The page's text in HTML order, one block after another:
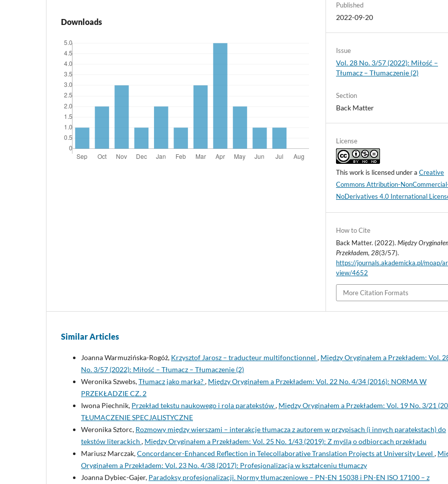
Downloads
Published
2022-09-20
Issue
Vol. 28 No. 3/57 (2022): Miłość –
Tłumacz – Tłumaczenie (2)
Section
Back Matter
License
This work is licensed under aCreative
Commons Attribution-
NoDerivatives 4.0 International
How to Cite
Back Matter. (2022).Między
Przekładem, 28(3/57).
https://journals.akademicka.pl/moap/
view/4652
More Citation Formats
Similar Articles
Joanna Warmuzińska-Rogóż, Krzysztof Jarosz – traducteur multifonctionnel , Między Oryginałem a Przekładem: Vol.
No. 3/57 (2022): Miłość – Tłumacz – Tłumaczenie (2)
Weronika Szwebs,Tłumacz jako marka?, Między Oryginałem a Przekładem: Vol. 22 No. 4/34 (2016): NORMA W
PRZEKŁADZIE CZ. 2
Iwona Piechnik, Przekład tekstu naukowego i rola paratekstów, Między Oryginałem a Przekładem: Vol. 19 No. 3/21
TŁUMACZENIE SPECJALISTYCZNE
Weronika Sztorc, Rozmowy między wierszami – interakcje tłumacza z autorem w przypisach (i innych paratekstach) do
tekstów literackich , Między Oryginałem a Przekładem: Vol. 25 No. 1/43 (2019): Z myślą o odbiorcach przekładu
Mariusz Marczak,Concordancer-Enhanced Reflection in Telecollaborative Translation Projects at University Level ,
Oryginałem a Przekładem: Vol. 23 No. 4/38 (2017): Profesjonalizacja w kształceniu tłumaczy
Joanna Dybiec-Gajer, Paradoksy profesjonalizacji. Normy tłumaczeniowe – PN-EN 15038 i PN-EN ISO 17100 – z